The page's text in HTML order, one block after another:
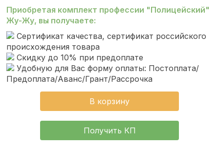
Приобретая комплект профессии "Полицейский"
Жу-Жу, вы получаете:
Сертификат качества, сертификат российского
происхождения товара
Скидку до 10% при предоплате
Удобную для Вас форму оплаты: Постоплата/
Предоплата/Аванс/Грант/Рассрочка
В корзину
Получить КП